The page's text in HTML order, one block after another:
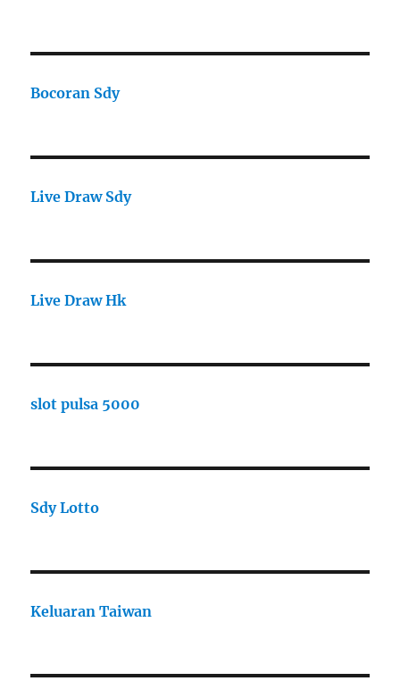
Bocoran Sdy
Live Draw Sdy
Live Draw Hk
slot pulsa 5000
Sdy Lotto
Keluaran Taiwan